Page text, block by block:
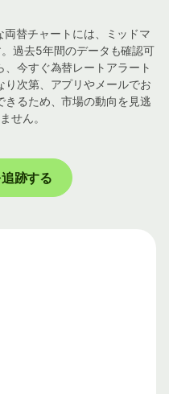
替チャートには、ミッドマ
過去5年間のデータも確認可
今すぐ為替レートアラート
次第、アプリやメールでお
るため、市場の動向を見逃
せん。
跡する